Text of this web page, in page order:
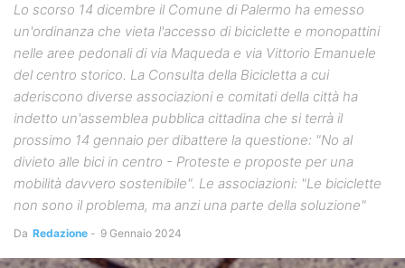
Lo scorso 14 dicembre il Comune di Palermo ha emesso
un'ordinanza che vieta l'accesso di biciclette e monopattini
nelle aree pedonali di via Maqueda e via Vittorio Emanuele
del centro storico. La Consulta della Bicicletta a cui
aderiscono diverse associazioni e comitati della città ha
indetto un'assemblea pubblica cittadina che si terrà il
prossimo 14 gennaio per dibattere la questione: "No al
divieto alle bici in centro - Proteste e proposte per una
mobilità davvero sostenibile". Le associazioni: "Le biciclette
non sono il problema, ma anzi una parte della soluzione"
Da Redazione - 9 Gennaio 2024